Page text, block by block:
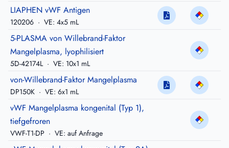
LIAPHEN vWF Antigen
120206 · VE: 4x5 mL
5-PLASMA von Willebrand-Faktor
Mangelplasma, lyophilisiert
5D-42174L · VE: 10x1 mL
von-Willebrand-Faktor Mangelplasma
DP150K · VE: 6x1 mL
vWF Mangelplasma kongenital (Typ 1),
tiefgefroren
VWF-T1-DP · VE: auf Anfrage